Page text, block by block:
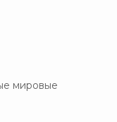
мировые